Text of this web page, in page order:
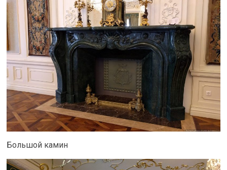
Большой камин